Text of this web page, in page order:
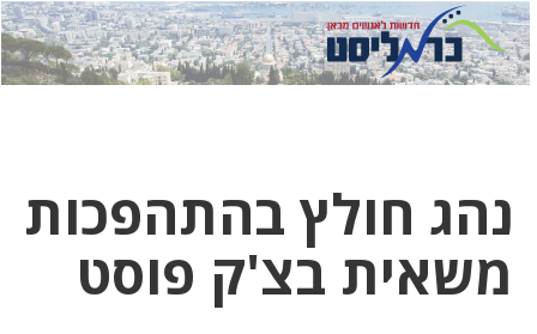
לחץ
כאן
לחץ
כדי
נהג חולץ בהתהפכות
משאית בצ'ק פוסט